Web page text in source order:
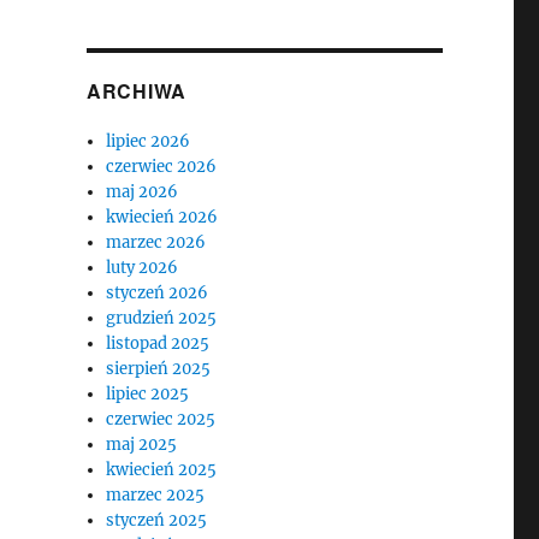
ARCHIWA
lipiec 2026
czerwiec 2026
maj 2026
kwiecień 2026
marzec 2026
luty 2026
styczeń 2026
grudzień 2025
listopad 2025
sierpień 2025
lipiec 2025
czerwiec 2025
maj 2025
kwiecień 2025
marzec 2025
styczeń 2025